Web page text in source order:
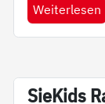
Weiterlesen
Sie­Kids